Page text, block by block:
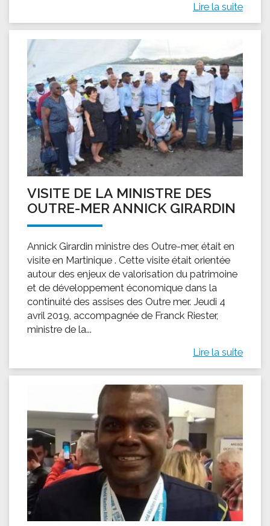
Lire la suite
VISITE DE LA MINISTRE DES
OUTRE-MER ANNICK GIRARDIN
Annick Girardin ministre des Outre-mer, était en
visite en Martinique . Cette visite était orientée
autour des enjeux de valorisation du patrimoine
et de développement économique dans la
continuité des assises des Outre mer. Jeudi 4
avril 2019, accompagnée de Franck Riester,
ministre de la...
Lire la suite